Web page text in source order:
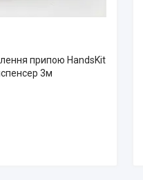
припою HandsKit
3м